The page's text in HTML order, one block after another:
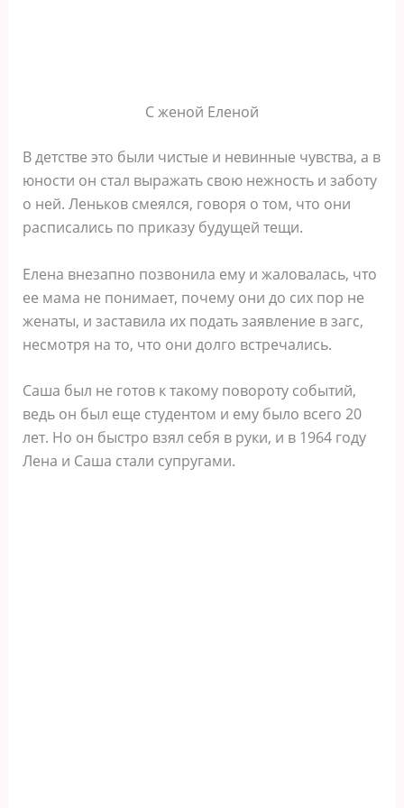
С женой Еленой
В детстве это были чистые и невинные чувства, а в
юности он стал выражать свою нежность и заботу
о ней. Леньков смеялся, говоря о том, что они
расписались по приказу будущей тещи.
Елена внезапно позвонила ему и жаловалась, что
ее мама не понимает, почему они до сих пор не
женаты, и заставила их подать заявление в загс,
несмотря на то, что они долго встречались.
Саша был не готов к такому повороту событий,
ведь он был еще студентом и ему было всего 20
лет. Но он быстро взял себя в руки, и в 1964 году
Лена и Саша стали супругами.